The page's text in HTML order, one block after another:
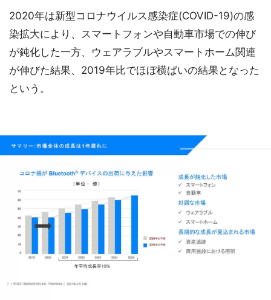
2020年は新型コロナウイルス感染症(COVID-19)の感
染拡大により、スマートフォンや自動車市場での伸び
が鈍化した一方、ウェアラブルやスマートホーム関連
が伸びた結果、2019年比でほぼ横ばいの結果となった
という。